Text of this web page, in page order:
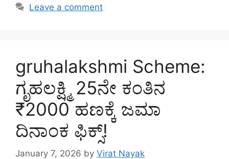
Leave a comment
gruhalakshmi Scheme:
ಗೃಹಲಕ್ಷ್ಮಿ 25ನೇ ಕಂತಿನ
₹2000 ಹಣಕ್ಕೆ ಜಮಾ
ದಿನಾಂಕ ಫಿಕ್ಸ್!
January 7, 2026 by Virat Nayak